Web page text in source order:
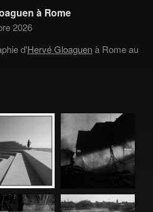
à Rome
2026
d'Hervé Gloaguenà Rome au